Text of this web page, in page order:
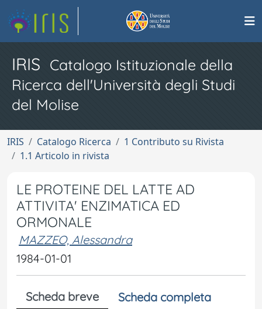
IRIS Catalogo Istituzionale della
Ricerca dell'Università degli Studi
del Molise
IRIS Catalogo Ricerca
1 Contributo su Rivista
1.1 Articolo in rivista
LE PROTEINE DEL LATTE AD
ATTIVITA' ENZIMATICA ED
ORMONALE
MAZZEO, Alessandra
1984-01-01
Scheda breve
Scheda completa